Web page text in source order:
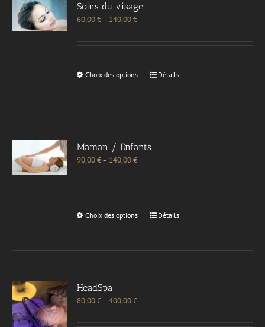
Soins du visage
60,00€– 140,00€
Choix des options Détails
Maman / Enfants
90,00€– 140,00€
Choix des options Détails
HeadSpa
80,00€–400,00€